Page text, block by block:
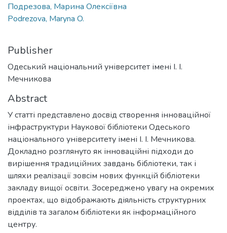
Подрезова, Марина Олексіївна
Podrezova, Maryna O.
Publisher
Одеський національний університет імені І. І.
Мечникова
Abstract
У статті представлено досвід створення інноваційної
інфраструктури Наукової бібліотеки Одеського
національного університету імені І. І. Мечникова.
Докладно розглянуто як інноваційні підходи до
вирішення традиційних завдань бібліотеки, так і
шляхи реалізації зовсім нових функцій бібліотеки
закладу вищої освіти. Зосереджено увагу на окремих
проектах, що відображають діяльність структурних
відділів та загалом бібліотеки як інформаційного
центру.